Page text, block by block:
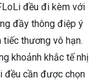
đều đi kèm với
đầy thông điệp ý
tiếc thương vô hạn.
khoảnh khắc tế nhị
đều cần được chọn